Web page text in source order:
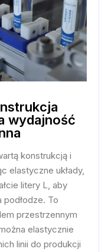
wydajność
konstrukcją i
elastyczne układy,
litery L, aby
To
przestrzennym
elastycznie
linii do produkcji